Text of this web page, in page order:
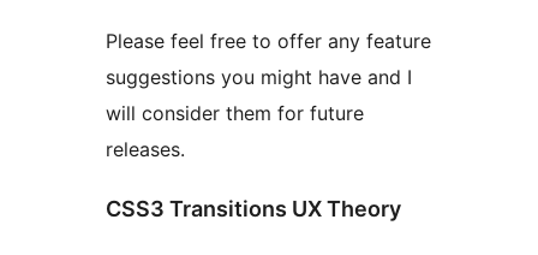
Please feel free to offer any feature
suggestions you might have and I
will consider them for future
releases.
CSS3 Transitions UX Theory